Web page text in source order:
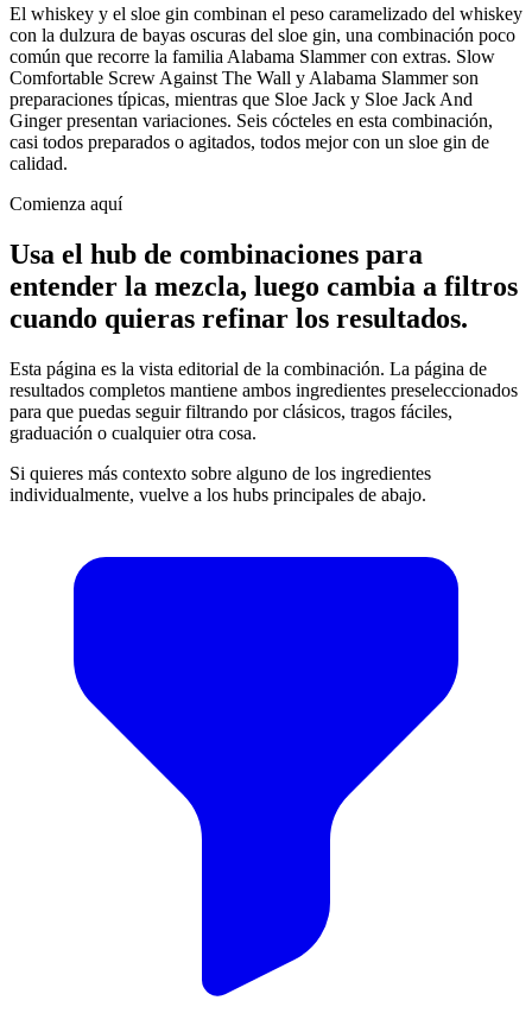
El whiskey y el sloe gin combinan el peso caramelizado del whiskey
con la dulzura de bayas oscuras del sloe gin, una combinación poco
común que recorre la familia Alabama Slammer con extras. Slow
Comfortable Screw Against The Wall y Alabama Slammer son
preparaciones típicas, mientras que Sloe Jack y Sloe Jack And
Ginger presentan variaciones. Seis cócteles en esta combinación,
casi todos preparados o agitados, todos mejor con un sloe gin de
calidad.
Comienza aquí
Usa el hub de combinaciones para
entender la mezcla, luego cambia a filtros
cuando quieras refinar los resultados.
Esta página es la vista editorial de la combinación. La página de
resultados completos mantiene ambos ingredientes preseleccionados
para que puedas seguir filtrando por clásicos, tragos fáciles,
graduación o cualquier otra cosa.
Si quieres más contexto sobre alguno de los ingredientes
individualmente, vuelve a los hubs principales de abajo.